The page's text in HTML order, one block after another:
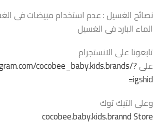
نصائح الغسيل : عدم استخدام مبيضات فى
الماء البارد فى الغسيل
تابعونا على الانستجرام
علىcocobee_baby.kids.brands/?
igshid=
وعلى التيك توك
cocobee.baby.kids.brannd Store